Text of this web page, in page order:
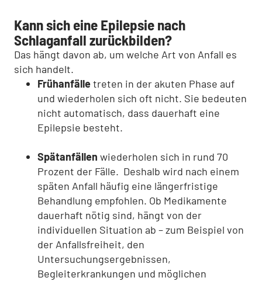
Kann sich eine Epilepsie nach
Schlaganfall zurückbilden?
Das hängt davon ab, um welche Art von Anfall es
sich handelt.
Frühanfälletreten in der akuten Phase auf
und wiederholen sich oft nicht. Sie bedeuten
nicht automatisch, dass dauerhaft eine
Epilepsie besteht.
Spätanfällen wiederholen sich in rund 70
Prozent der Fälle. Deshalb wird nach einem
späten Anfall häufig eine längerfristige
Behandlung empfohlen. Ob Medikamente
dauerhaft nötig sind, hängt von der
individuellen Situation ab – zum Beispiel von
der Anfallsfreiheit, den
Untersuchungsergebnissen,
Begleiterkrankungen und möglichen